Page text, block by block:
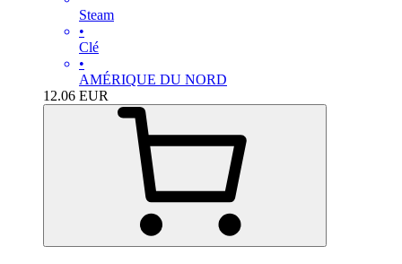
Steam
•
Clé
•
AMÉRIQUE DU NORD
12.06 EUR